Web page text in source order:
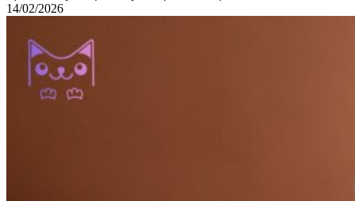
14/02/2026